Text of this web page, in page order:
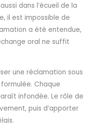
dans l’écueil de la
il est impossible de
a été entendue,
oral ne suffit
une réclamation sous
Chaque
infondée. Le rôle de
puis d’apporter